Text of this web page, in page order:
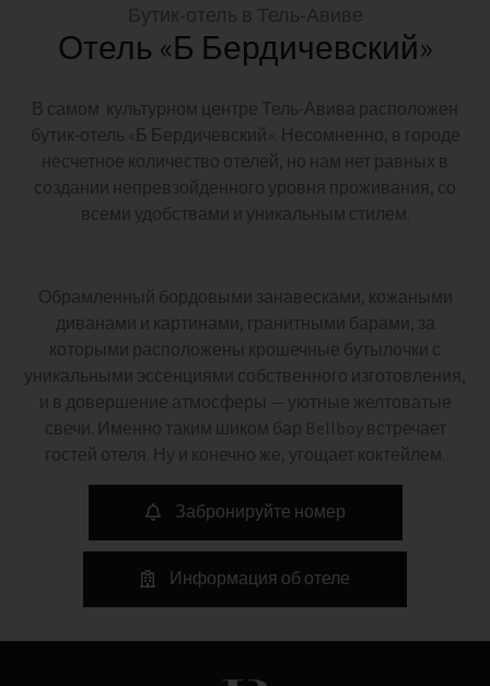
Бутик-отель в Тель-Авиве
Отель «Б Бердичевский»
В самом культурном центре Тель-Авива расположен
бутик-отель «Б Бердичевский». Несомненно, в городе
несчетное количество отелей, но нам нет равных в
создании непревзойденного уровня проживания, со
всеми удобствами и уникальным стилем.
Обрамленный бордовыми занавесками, кожаными
диванами и картинами, гранитными барами, за
которыми расположены крошечные бутылочки с
уникальными эссенциями собственного изготовления,
и в довершение атмосферы — уютные желтоватые
свечи. Именно таким шиком бар Bellboy встречает
гостей отеля. Ну и конечно же, угощает коктейлем.
Забронируйте номер
Информация об отеле